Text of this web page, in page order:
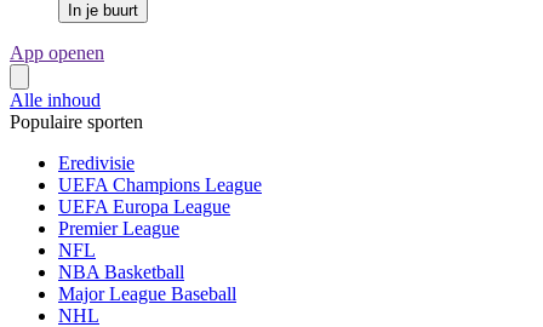
In je buurt
App openen
Alle inhoud
Populaire sporten
Eredivisie
UEFA Champions League
UEFA Europa League
Premier League
NFL
NBA Basketball
Major League Baseball
NHL